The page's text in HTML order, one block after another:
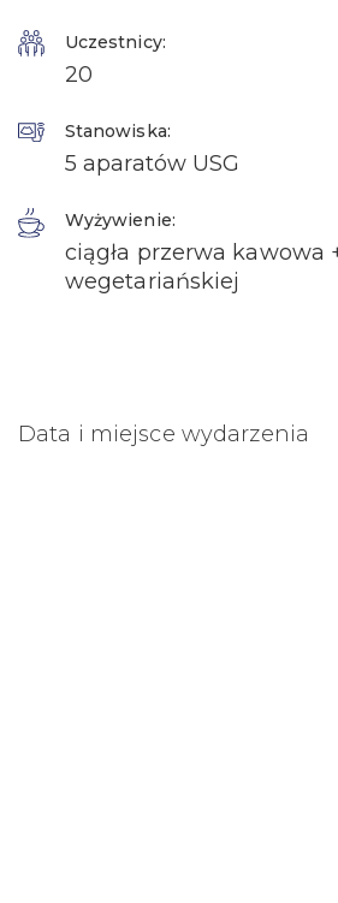
Uczestnicy:
20
Stanowiska:
5 aparatów USG
Wyżywienie:
ciągła przerwa kawowa
wegetariańskiej
Data i miejsce wydarzenia